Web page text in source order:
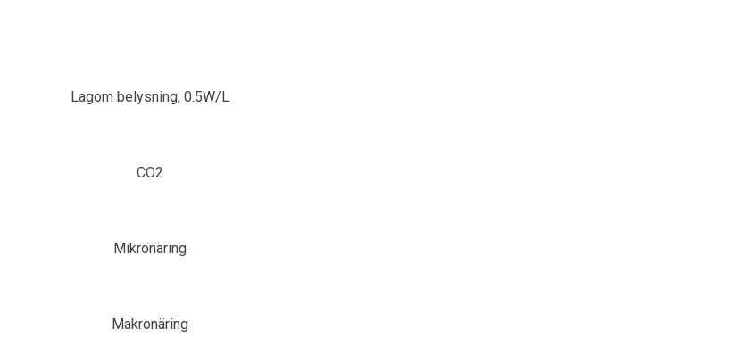
Lagom belysning, 0.5W/L
CO2
Mikronäring
Makronäring